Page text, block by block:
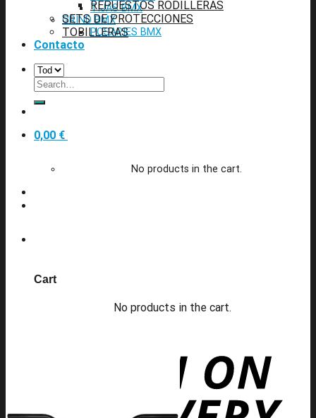
TIJAS BMX
GRIND BMX
POSAPIES BMX
Contacto
Search
for:
0,00 €
No products in the cart.
Cart
No products in the cart.
REPUESTOS RODILLERAS
SETS DE PROTECCIONES
TOBILLERAS